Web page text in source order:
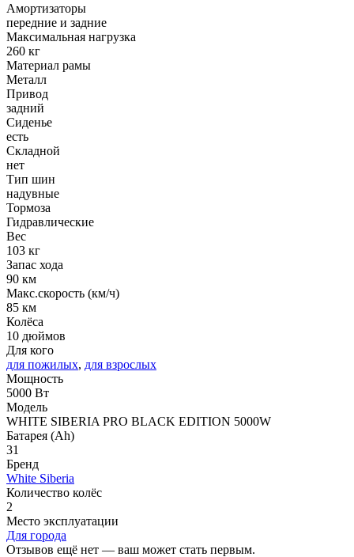
Амортизаторы
передние и задние
Максимальная нагрузка
260 кг
Материал рамы
Металл
Привод
задний
Сиденье
есть
Складной
нет
Тип шин
надувные
Тормоза
Гидравлические
Вес
103 кг
Запас хода
90 км
Макс.скорость (км/ч)
85 км
Колёса
10 дюймов
Для кого
для пожилых, для взрослых
Мощность
5000 Вт
Модель
WHITE SIBERIA PRO BLACK EDITION 5000W
Батарея (Ah)
31
Бренд
White Siberia
Количество колёс
2
Место эксплуатации
Для города
Отзывов ещё нет — ваш может стать первым.